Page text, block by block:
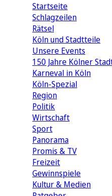
Startseite
Schlagzeilen
Rätsel
Köln und Stadtteile
Unsere Events
150 Jahre Kölner
Karneval in Köln
Köln-Spezial
Region
Politik
Wirtschaft
Sport
Panorama
Promis & TV
Freizeit
Gewinnspiele
Kultur & Medien